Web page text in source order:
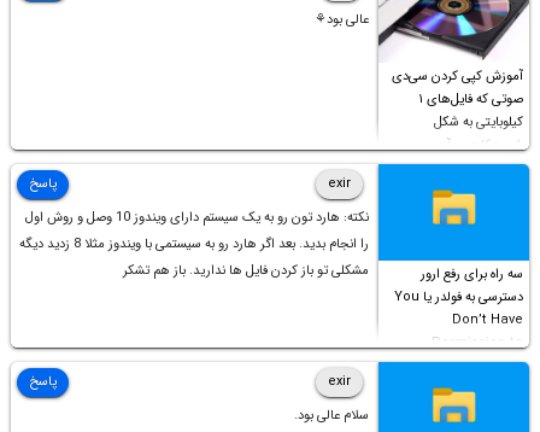
آموزش کپی کردن سی‌دی
صوتی که فایل‌های ۱
کیلوبایتی به شکل
شورت‌کات در آن موجود
است!
عالی بود⚘
سه راه برای رفع ارور
دسترسی به فولدر یا You
Don’t Have
Permission to
Access this folder
exir
نکته: هارد تون رو به یک سیستم دارای ویندوز 10 وصل و روش اول
را انجام بدید. بعد اگر هارد رو به سیستمی با ویندوز مثلا 8 زدید دیگه
مشکلی تو باز کردن فایل ها ندارید. باز هم تشکر
پاسخ
exir
سلام عالی بود.
پاسخ